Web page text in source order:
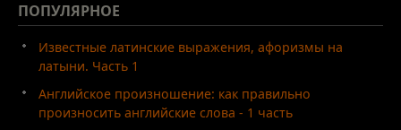
ПОПУЛЯРНОЕ
Известные латинские выражения, афоризмы на
латыни. Часть 1
Английское произношение: как правильно
произносить английские слова - 1 часть